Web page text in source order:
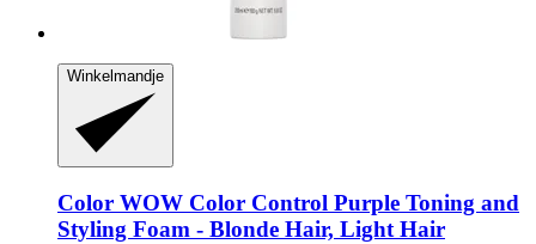
Winkelmandje
Color WOW Color Control Purple Toning and
Styling Foam -​ Blonde Hair, Light Hair